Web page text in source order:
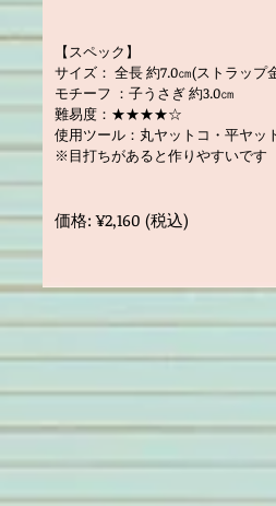
【スペック】
サイズ： 全長 約7.0㎝(ストラップ
モチーフ ：子うさぎ 約3.0㎝
難易度：★★★★☆
使用ツール：丸ヤットコ・平ヤッ
※目打ちがあると作りやすいです
価格: ¥2,160 (税込)